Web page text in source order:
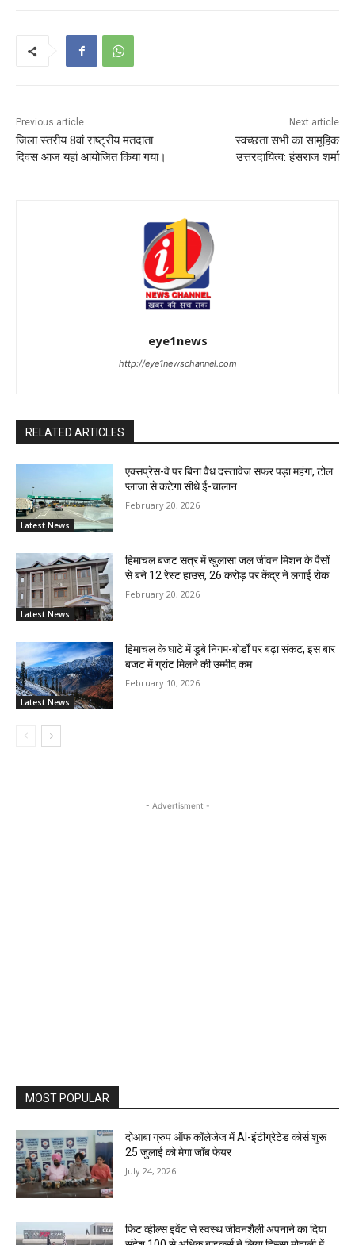
Previous article
जिला स्तरीय 8वां राष्ट्रीय मतदाता
दिवस आज यहां आयोजित किया गया।
Next article
स्वच्छता सभी का सामूहिक
उत्तरदायित्व: हंसराज शर्मा
eye1news
http://eye1newschannel.com
RELATED ARTICLES
Latest News
एक्सप्रेस-वे पर बिना वैध दस्तावेज सफर पड़ा महंगा, टोल
प्लाजा से कटेगा सीधे ई-चालान
February 20, 2026
Latest News
हिमाचल बजट सत्र में खुलासा जल जीवन मिशन के पैसों
से बने 12 रेस्ट हाउस, 26 करोड़ पर केंद्र ने लगाई रोक
February 20, 2026
Latest News
हिमाचल के घाटे में डूबे निगम-बोर्डों पर बढ़ा संकट, इस बार
बजट में ग्रांट मिलने की उम्मीद कम
February 10, 2026
- Advertisment -
MOST POPULAR
दोआबा ग्रुप ऑफ कॉलेजेज में AI-इंटीग्रेटेड कोर्स शुरू
25 जुलाई को मेगा जॉब फेयर
July 24, 2026
फिट व्हील्स इवेंट से स्वस्थ जीवनशैली अपनाने का दिया